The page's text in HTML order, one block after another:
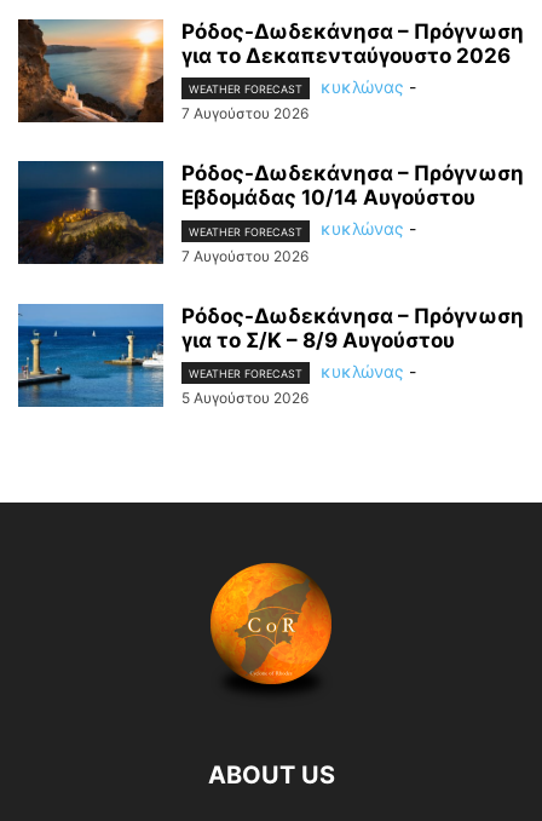
Ρόδος-Δωδεκάνησα – Πρόγνωση
για το Δεκαπενταύγουστο 2026
WEATHER FORECAST κυκλώνας -
7 Αυγούστου 2026
Ρόδος-Δωδεκάνησα – Πρόγνωση
Εβδομάδας 10/14 Αυγούστου
WEATHER FORECAST κυκλώνας -
7 Αυγούστου 2026
Ρόδος-Δωδεκάνησα – Πρόγνωση
για το Σ/Κ – 8/9 Αυγούστου
WEATHER FORECAST κυκλώνας -
5 Αυγούστου 2026
ABOUT US